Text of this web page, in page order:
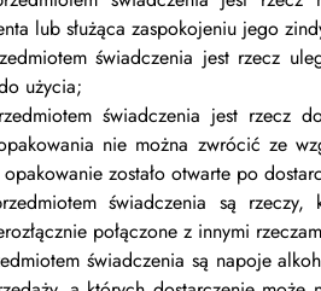
lub służąca zaspokojeniu jego
świadczenia jest rzecz
użycia;
świadczenia jest rzecz
nie można zwrócić ze
zostało otwarte po
świadczenia są
połączone z innymi
świadczenia są napoje